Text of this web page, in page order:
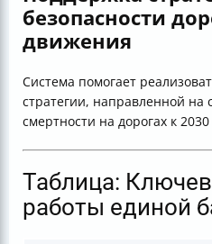
безопасности
движения
Система помогает
стратегии, направленной
смертности на дорогах к 2030
Таблица:
работы единой